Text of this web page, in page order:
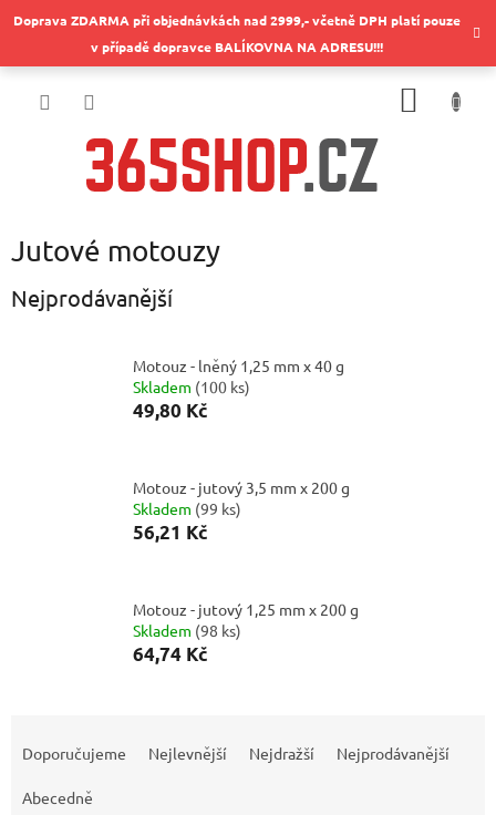
naDoprava ZDARMA při objednávkách nad 2999,- včetně DPH platí pouze
v případě dopravce BALÍKOVNA NA ADRESU!!!
Jutové motouzy
Nejprodávanější
Motouz - lněný 1,25 mm x 40 g
Skladem (100 ks)
49,80 Kč
Motouz - jutový 3,5 mm x 200 g
Skladem (99 ks)
56,21 Kč
Motouz - jutový 1,25 mm x 200 g
Skladem (98 ks)
64,74 Kč
Doporučujeme Nejlevnější Nejdražší Nejprodávanější
Abecedně